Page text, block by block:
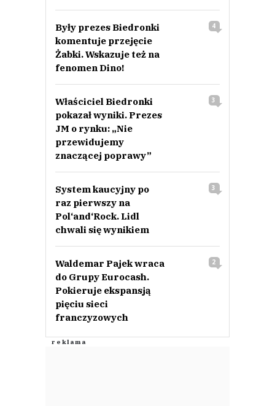
Były prezes Biedronki
komentuje przejęcie
Żabki. Wskazuje też na
fenomen Dino!
4
Właściciel Biedronki
pokazał wyniki. Prezes
JM o rynku: „Nie
przewidujemy
znaczącej poprawy”
3
System kaucyjny po
raz pierwszy na
Pol‘and‘Rock. Lidl
chwali się wynikiem
3
Waldemar Pajek wraca
do Grupy Eurocash.
Pokieruje ekspansją
pięciu sieci
franczyzowych
2